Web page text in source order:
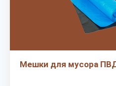
Мешки для мусора